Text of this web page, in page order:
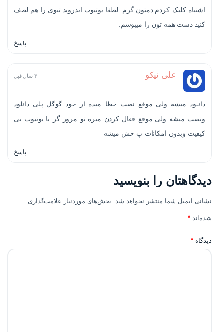
اشتباه کلیک کردم دمتون گرم .لطفا یوتیوب اندروید تیوی را هم لطف
کنید دست همه تون را میبوسم.
پاسخ
علی نیکو ۳ سال قبل
دانلود میشه ولی موقع نصب خطا میده از خود گوگل پلی دانلود
ونصب میشه ولی موقع فعال کردن میره تو مرور گر با یوتیوب بی
کیفیت وبدون امکانات پ خش میشه
پاسخ
دیدگاهتان را بنویسید
نشانی ایمیل شما منتشر نخواهد شد. بخش‌های موردنیاز علامت‌گذاری
شده‌اند *
دیدگاه *